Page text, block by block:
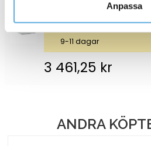
Anpassa
3 461,25 kr
9-11 dagar
ANDRA